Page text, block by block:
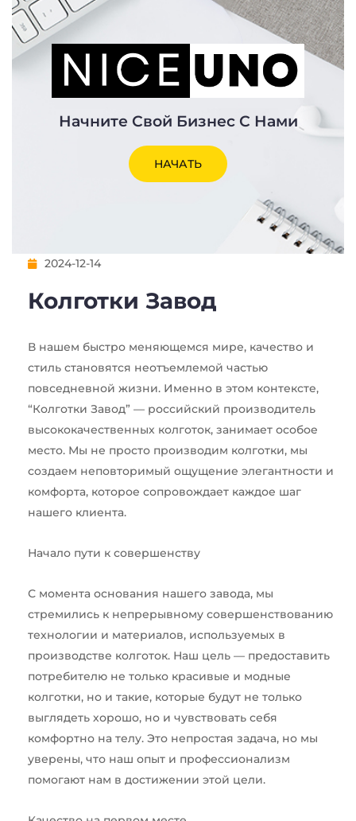
Начните Свой Бизнес С Нами
НАЧАТЬ
2024-12-14
Колготки Завод
В нашем быстро меняющемся мире, качество и
стиль становятся неотъемлемой частью
повседневной жизни. Именно в этом контексте,
“Колготки Завод” — российский производитель
высококачественных колготок, занимает особое
место. Мы не просто производим колготки, мы
создаем неповторимый ощущение элегантности и
комфорта, которое сопровождает каждое шаг
нашего клиента.
Начало пути к совершенству
С момента основания нашего завода, мы
стремились к непрерывному совершенствованию
технологии и материалов, используемых в
производстве колготок. Наш цель — предоставить
потребителю не только красивые и модные
колготки, но и такие, которые будут не только
выглядеть хорошо, но и чувствовать себя
комфортно на телу. Это непростая задача, но мы
уверены, что наш опыт и профессионализм
помогают нам в достижении этой цели.